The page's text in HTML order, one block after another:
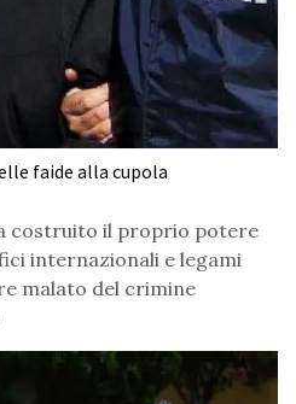
faide alla cupola
costruito il proprio potere
internazionali e legami
malato del crimine